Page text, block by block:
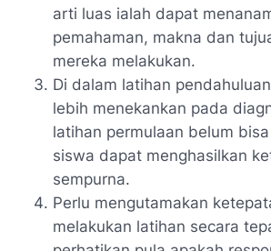
arti luas ialah dapat
pemahaman, makna dan
mereka melakukan.
Di dalam latihan
lebih menekankan pada
latihan permulaan belum
siswa dapat menghasilkan
sempurna.
Perlu mengutamakan
melakukan latihan secara